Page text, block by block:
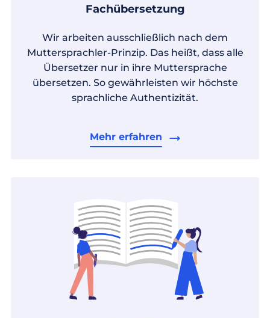
Fachübersetzung
Wir arbeiten ausschließlich nach dem
Muttersprachler-Prinzip. Das heißt, dass alle
Übersetzer nur in ihre Muttersprache
übersetzen. So gewährleisten wir höchste
sprachliche Authentizität.
Mehr erfahren